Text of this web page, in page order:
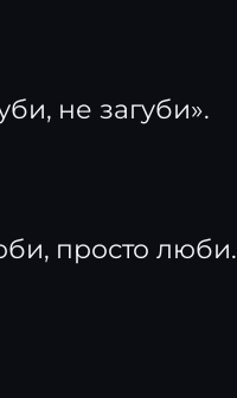
не загуби».
просто люби.